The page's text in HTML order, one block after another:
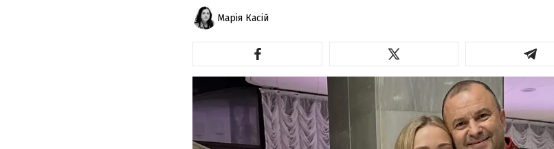
Марія Касій